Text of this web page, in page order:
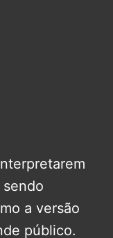
a versão
público.